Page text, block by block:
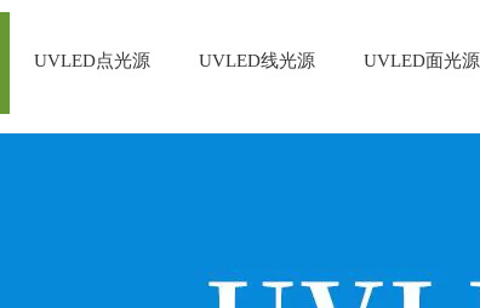
UVLED点光源 UVLED线光源 UVLED面光源